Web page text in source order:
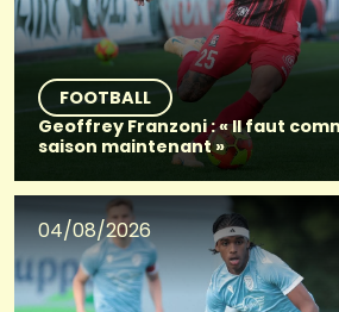
FOOTBALL
Geoffrey Franzoni : « Il faut
saison maintenant »
04/08/2026